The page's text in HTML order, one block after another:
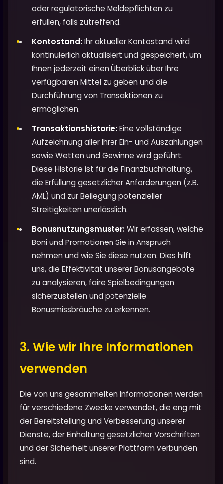
oder regulatorische Meldepflichten zu
erfüllen, falls zutreffend.
Kontostand:Ihr aktueller Kontostand wird
kontinuierlich aktualisiert und gespeichert, um
Ihnen jederzeit einen Überblick über Ihre
verfügbaren Mittel zu geben und die
Durchführung von Transaktionen zu
ermöglichen.
Transaktionshistorie:Eine vollständige
Aufzeichnung aller Ihrer Ein- und Auszahlungen
sowie Wetten und Gewinne wird geführt.
Diese Historie ist für die Finanzbuchhaltung,
die Erfüllung gesetzlicher Anforderungen (z.B.
AML) und zur Beilegung potenzieller
Streitigkeiten unerlässlich.
Bonusnutzungsmuster:Wir erfassen, welche
Boni und Promotionen Sie in Anspruch
nehmen und wie Sie diese nutzen. Dies hilft
uns, die Effektivität unserer Bonusangebote
zu analysieren, faire Spielbedingungen
sicherzustellen und potenzielle
Bonusmissbräuche zu erkennen.
3. Wie wir Ihre Informationen
verwenden
Die von uns gesammelten Informationen werden
für verschiedene Zwecke verwendet, die eng mit
der Bereitstellung und Verbesserung unserer
Dienste, der Einhaltung gesetzlicher Vorschriften
und der Sicherheit unserer Plattform verbunden
sind.